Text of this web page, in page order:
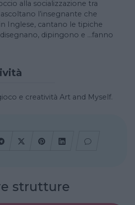
alla socializzazione tra
l’insegnante che
Inglese, cantano le tipiche
dipingono e …fanno
e creatività Art and Myself.
strutture